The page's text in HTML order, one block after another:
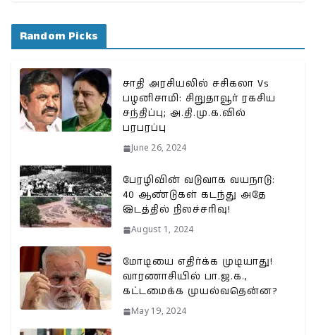
Random Picks
சாதி அரசியலில் சசிகலா Vs
பழனிசாமி: சிறுதாவூர் ரகசிய
சந்திப்பு; அ.தி.மு.க.வில்
பரபரப்பு
June 26, 2024
பேரழிவின் வடுவாக வயநாடு:
40 ஆண்டுகள் கடந்து அதே
இடத்தில் நிலச்சரிவு!
August 1, 2024
மோடியை எதிர்க்க முடியாது!
வாரணாசியில் பா.ஜ.க.,
கட்டமைக்க முயல்வதென்ன?
May 19, 2024